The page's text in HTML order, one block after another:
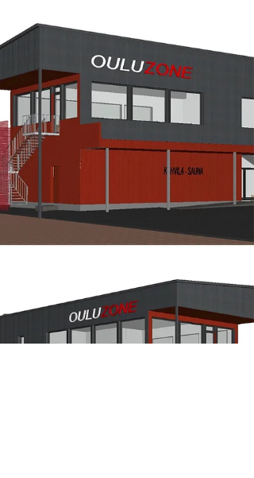
excavation
Highlights The InfraBIM Machine Control
Models are suitable for trajectory
generation. Vehicle-to-vehicle and
to-cloud...